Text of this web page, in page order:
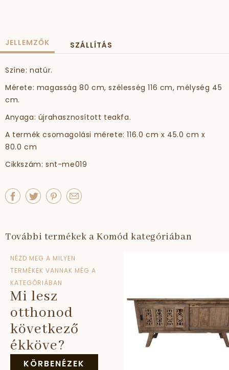
JELLEMZŐK SZÁLLÍTÁS
Színe: natúr.
Mérete: magasság 80 cm, szélesség 116 cm, mélység 45
cm.
Anyaga: újrahasznosított teakfa.
A termék csomagolási mérete: 116.0 cm x 45.0 cm x
80.0 cm
Cikkszám: snt-me019
További termékek a Komód kategóriában
NÉZD MEG A MILYEN
TERMÉKEK VANNAK MÉG A
KATEGÓRIÁBAN
Mi lesz
otthonod
következő
ékköve?
KÖRBENÉZEK